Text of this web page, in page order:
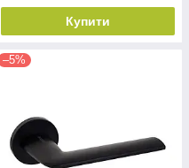
Купити
–5%